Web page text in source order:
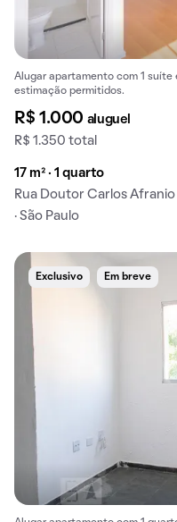
Alugar apartamento com 1 suíte
estimação permitidos.
R$ 1.000 aluguel
R$ 1.350 total
17 m² · 1 quarto
Rua Doutor Carlos
· São Paulo
Exclusivo Em breve